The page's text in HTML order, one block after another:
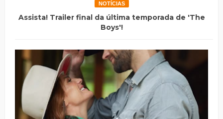
NOTÍCIAS
Assista! Trailer final da última temporada de 'The
Boys'!